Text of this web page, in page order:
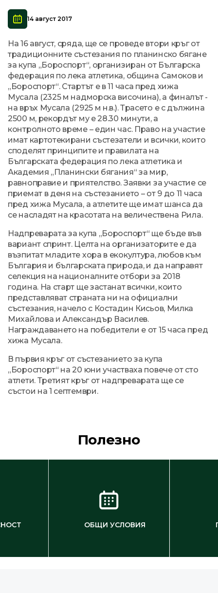
14 август 2017
На 16 август, сряда, ще се проведе втори кръг от
традиционните състезания по планинско бягане
за купа „Бороспорт“, организиран от Българска
федерация по лека атлетика, община Самоков и
„Бороспорт“. Стартът е в 11 часа пред хижа
Мусала (2325 м надморска височина), а финалът -
на връх Мусала (2925 м н.в.). Трасето е с дължина
2500 м, рекордът му е 28.30 минути, а
контролното време – един час. Право на участие
имат картотекирани състезатели и всички, които
споделят принципите и правилата на
Българската федерация по лека атлетика и
Академия „Планински бягания“ за мир,
равноправие и приятелство. Заявки за участие се
приемат в деня на състезанието – от 9 до 11 часа
пред хижа Мусала, а атлетите ще имат шанса да
се насладят на красотата на величествена Рила.
Надпреварата за купа „Бороспорт“ ще бъде във
вариант спринт. Целта на организаторите е да
възпитат младите хора в екокултура, любов към
България и българската природа, и да направят
селекция на националните отбори за 2018
година. На старт ще застанат всички, които
представляват страната ни на официални
състезания, начело с Костадин Кисьов, Милка
Михайлова и Александър Василев.
Награждаването на победители е от 15 часа пред
хижа Мусала.
В първия кръг от състезанието за купа
„Бороспорт“ на 20 юни участваха повече от сто
атлети. Третият кръг от надпреварата ще се
състои на 1 септември.
Полезно
ОБЩИ УСЛОВИЯ